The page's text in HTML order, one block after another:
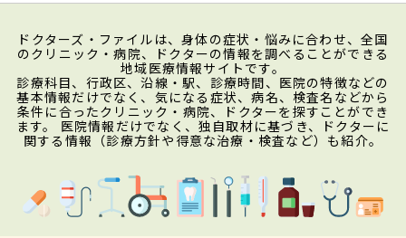
ドクターズ・ファイルは、身体の症状・悩みに合わせ、全国
のクリニック・病院、ドクターの情報を調べることができる
地域医療情報サイトです。
診療科目、行政区、沿線・駅、診療時間、医院の特徴などの
基本情報だけでなく、気になる症状、病名、検査名などから
条件に合ったクリニック・病院、ドクターを探すことができ
ます。 医院情報だけでなく、独自取材に基づき、ドクターに
関する情報（診療方針や得意な治療・検査など）も紹介。